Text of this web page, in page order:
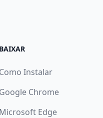
BAIXAR
Como Instalar
Google Chrome
Microsoft Edge